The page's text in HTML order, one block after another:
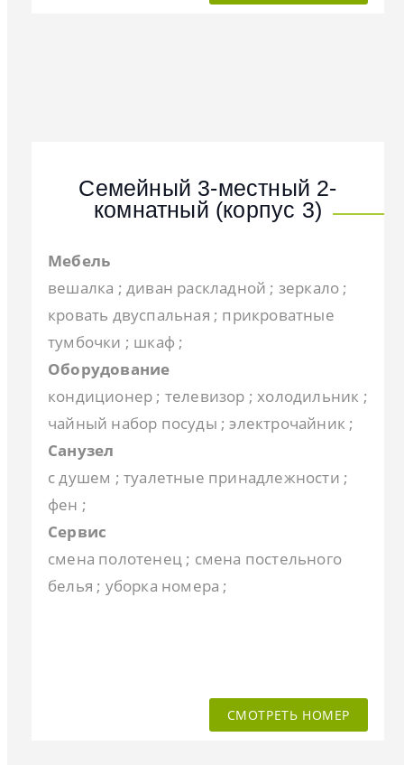
Семейный 3-местный 2-
комнатный (корпус 3)
Мебель
вешалка ; диван раскладной ; зеркало ;
кровать двуспальная ; прикроватные
тумбочки ; шкаф ;
Оборудование
кондиционер ; телевизор ; холодильник ;
чайный набор посуды ; электрочайник ;
Санузел
с душем ; туалетные принадлежности ;
фен ;
Сервис
смена полотенец ; смена постельного
белья ; уборка номера ;
СМОТРЕТЬ НОМЕР